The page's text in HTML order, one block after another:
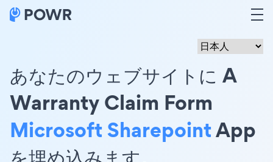
あなたのウェブサイトに A
Warranty Claim Form
Microsoft SharepointApp